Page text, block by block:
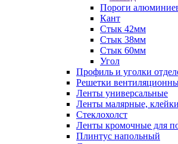
Пороги
Кант
Стык 42мм
Стык 38мм
Стык 60мм
Угол
Профиль и уголки
Решетки
Ленты универсальные
Ленты малярные,
Стеклохолст
Ленты кромочные для
Плинтус напольный